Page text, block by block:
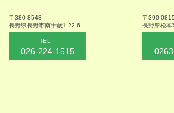
〒380-8543
長野県長野市南千歳1-22-6
TEL
026-224-1515
〒390-0815
長野県松本